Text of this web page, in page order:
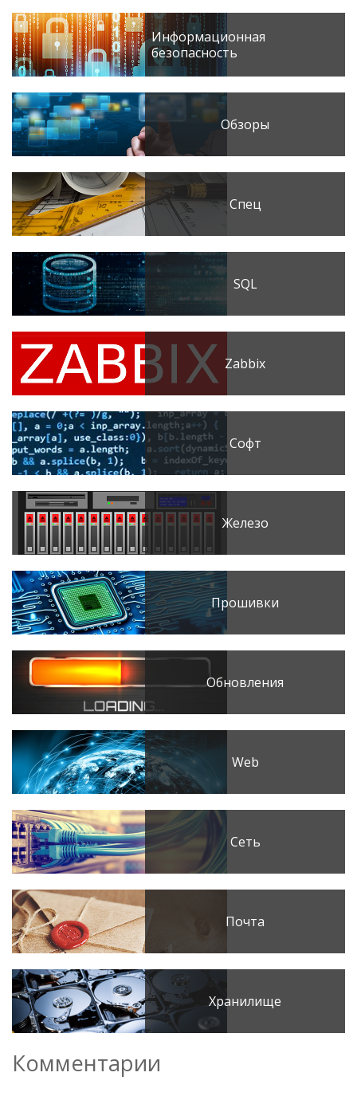
Информационная
безопасность
Обзоры
Спец
SQL
Zabbix
Софт
Железо
Прошивки
Обновления
Web
Сеть
Почта
Хранилище
Комментарии